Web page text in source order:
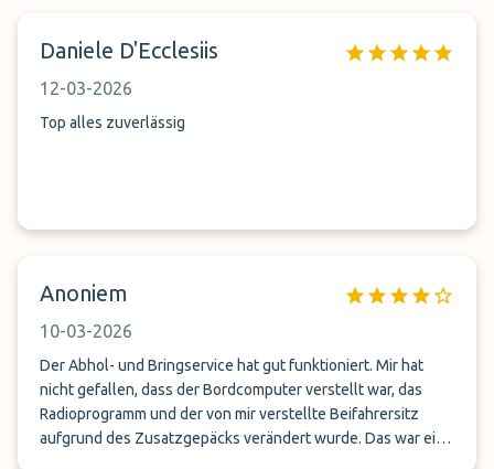
des Geschäftsführers zusicherte. Wir können deshalb Ihr
Daniele D'Ecclesiis
12-03-2026
Top alles zuverlässig
Anoniem
10-03-2026
Der Abhol- und Bringservice hat gut funktioniert. Mir hat
nicht gefallen, dass der Bordcomputer verstellt war, das
Radioprogramm und der von mir verstellte Beifahrersitz
aufgrund des Zusatzgepäcks verändert wurde. Das war eine